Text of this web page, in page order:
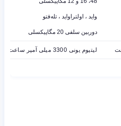
واید ، اولتراواید ، تله‌فتو
دوربین سلفی 20 مگاپیکسلی
لیتیوم یونی 3300 میلی آمپر ساعت